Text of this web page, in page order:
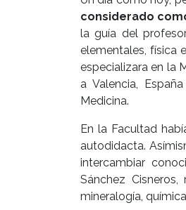
considerado
la guía del
elementales, física
especializara en la
a Valencia,
Medicina.
En la Facultad
autodidacta.
intercambiar
Sánchez
mineralogía,